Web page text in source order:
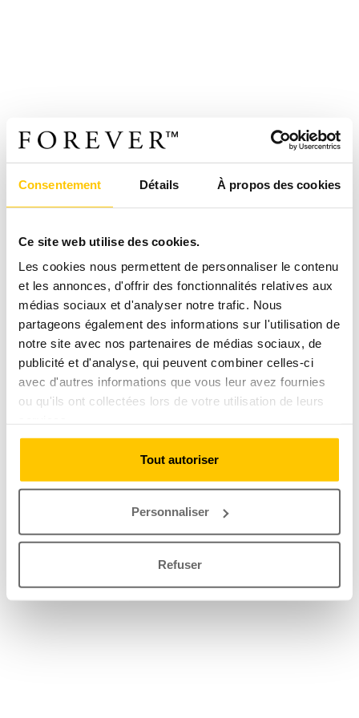
Consentement Détails À propos des cookies
Ce site web utilise des cookies.
Les cookies nous permettent de personnaliser le contenu
et les annonces, d'offrir des fonctionnalités relatives aux
médias sociaux et d'analyser notre trafic. Nous
partageons également des informations sur l'utilisation de
notre site avec nos partenaires de médias sociaux, de
publicité et d'analyse, qui peuvent combiner celles-ci
avec d'autres informations que vous leur avez fournies
ou qu'ils ont collectées lors de votre utilisation de leurs
Tout autoriser
Personnaliser
Refuser